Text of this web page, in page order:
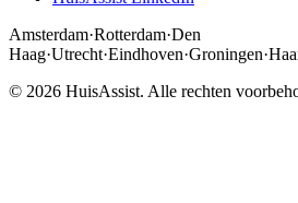
Amsterdam·Rotterdam·Den
Haag·Utrecht·Eindhoven·Groningen·
© 2026 HuisAssist. Alle rechten